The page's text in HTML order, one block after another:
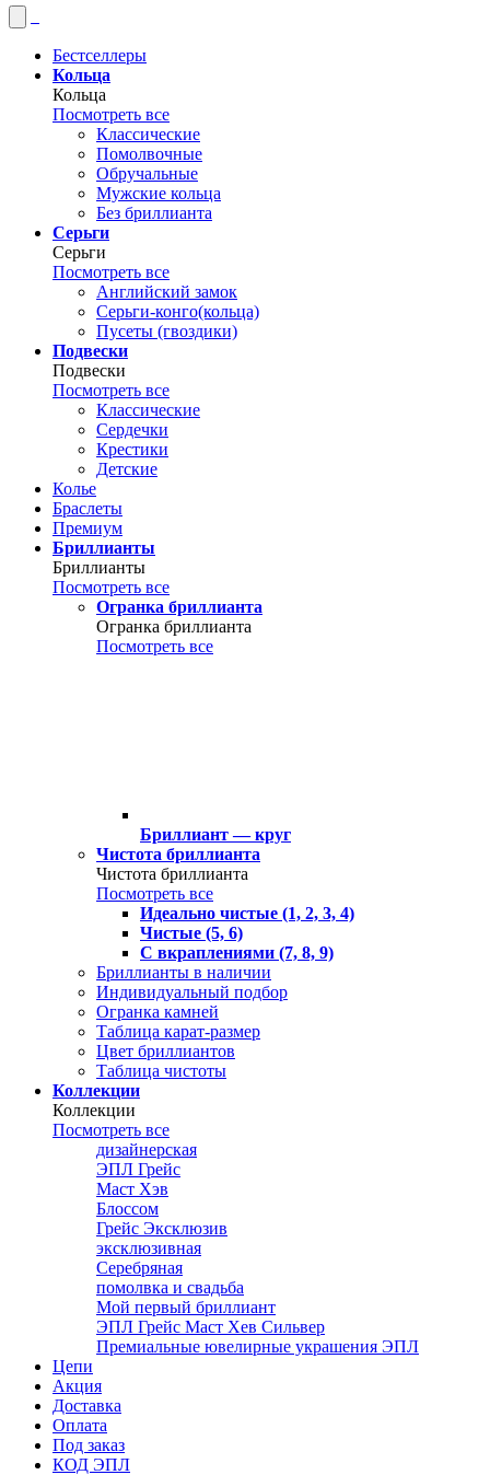
Бестселлеры
Кольца
Кольца
Посмотреть все
Классические
Помолвочные
Обручальные
Мужские кольца
Без бриллианта
Серьги
Серьги
Посмотреть все
Английский замок
Серьги-конго(кольца)
Пусеты (гвоздики)
Подвески
Подвески
Посмотреть все
Классические
Сердечки
Крестики
Детские
Колье
Браслеты
Премиум
Бриллианты
Бриллианты
Посмотреть все
Огранка бриллианта
Огранка бриллианта
Посмотреть все
Бриллиант — круг
Чистота бриллианта
Чистота бриллианта
Посмотреть все
Идеально чистые (1, 2, 3, 4)
Чистые (5, 6)
С вкраплениями (7, 8, 9)
Бриллианты в наличии
Индивидуальный подбор
Огранка камней
Таблица карат-размер
Цвет бриллиантов
Таблица чистоты
Коллекции
Коллекции
Посмотреть все
дизайнерская
ЭПЛ Грейс
Маст Хэв
Блоссом
Грейс Эксклюзив
эксклюзивная
Серебряная
помолвка и свадьба
Мой первый бриллиант
ЭПЛ Грейс Маст Хев Сильвер
Премиальные ювелирные украшения ЭПЛ
Цепи
Акция
Доставка
Оплата
Под заказ
КОД ЭПЛ